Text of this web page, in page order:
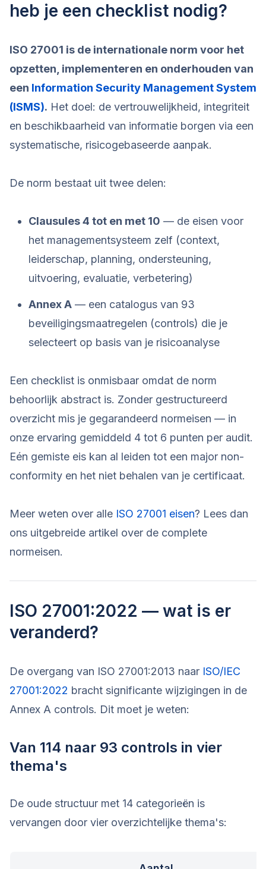
heb je een checklist nodig?
ISO 27001 is de internationale norm voor het
opzetten, implementeren en onderhouden van
een Information Security Management System
(ISMS). Het doel: de vertrouwelijkheid, integriteit
en beschikbaarheid van informatie borgen via een
systematische, risicogebaseerde aanpak.
De norm bestaat uit twee delen:
Clausules 4 tot en met 10 — de eisen voor
het managementsysteem zelf (context,
leiderschap, planning, ondersteuning,
uitvoering, evaluatie, verbetering)
Annex A — een catalogus van 93
beveiligingsmaatregelen (controls) die je
selecteert op basis van je risicoanalyse
Een checklist is onmisbaar omdat de norm
behoorlijk abstract is. Zonder gestructureerd
overzicht mis je gegarandeerd normeisen — in
onze ervaring gemiddeld 4 tot 6 punten per audit.
Eén gemiste eis kan al leiden tot een major non-
conformity en het niet behalen van je certificaat.
Meer weten over alle ISO 27001 eisen? Lees dan
ons uitgebreide artikel over de complete
normeisen.
ISO 27001:2022 — wat is er
veranderd?
De overgang van ISO 27001:2013 naar ISO/IEC
27001:2022 bracht significante wijzigingen in de
Annex A controls. Dit moet je weten:
Van 114 naar 93 controls in vier
thema's
De oude structuur met 14 categorieën is
vervangen door vier overzichtelijke thema's: